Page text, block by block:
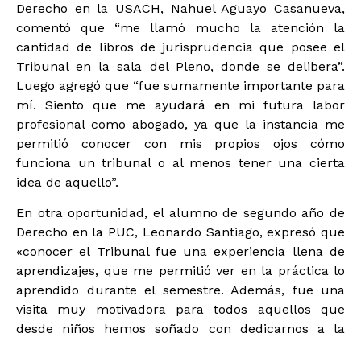
Derecho en la USACH, Nahuel Aguayo Casanueva,
comentó que “me llamó mucho la atención la
cantidad de libros de jurisprudencia que posee el
Tribunal en la sala del Pleno, donde se delibera”.
Luego agregó que “fue sumamente importante para
mí. Siento que me ayudará en mi futura labor
profesional como abogado, ya que la instancia me
permitió conocer con mis propios ojos cómo
funciona un tribunal o al menos tener una cierta
idea de aquello”.
En otra oportunidad, el alumno de segundo año de
Derecho en la PUC, Leonardo Santiago, expresó que
«conocer el Tribunal fue una experiencia llena de
aprendizajes, que me permitió ver en la práctica lo
aprendido durante el semestre. Además, fue una
visita muy motivadora para todos aquellos que
desde niños hemos soñado con dedicarnos a la